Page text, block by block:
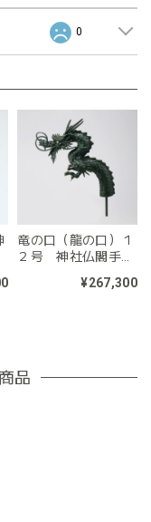
0
竜の口（龍の口）１
２号 神社仏閣手水
¥267,300
品